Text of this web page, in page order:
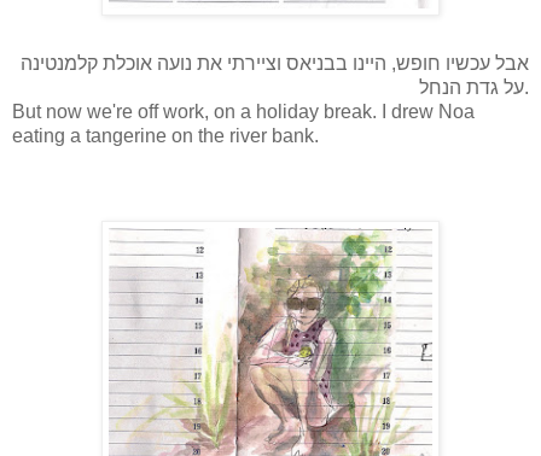
אבל עכשיו חופש, היינו בבניאס וציירתי את נועה אוכלת קלמנטינה
על גדת הנחל.
But now we're off work, on a holiday break. I drew Noa
eating a tangerine on the river bank.